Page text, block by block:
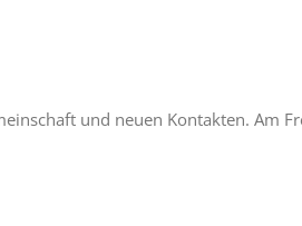
und neuen Kontakten. Am